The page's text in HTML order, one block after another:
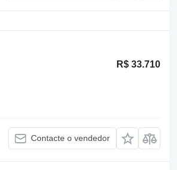
R$ 33.710
Contacte o vendedor